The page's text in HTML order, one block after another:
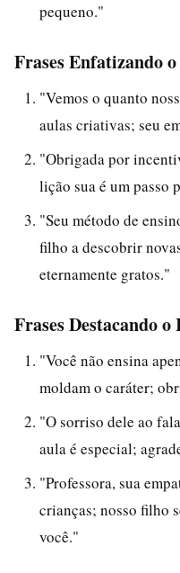
pequeno."
Frases Enfatizando
"Vemos o quanto
aulas criativas; seu
"Obrigada por
lição sua é um passo
"Seu método de
filho a descobrir
eternamente gratos."
Frases Destacando
"Você não ensina
moldam o caráter;
"O sorriso dele ao
aula é especial;
"Professora, sua
crianças; nosso filho
você."